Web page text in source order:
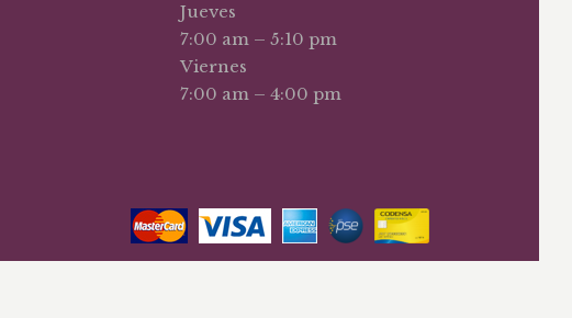
Jueves
7:00 am – 5:10 pm
Viernes
7:00 am – 4:00 pm